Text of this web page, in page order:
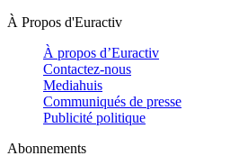
À Propos d'Euractiv
À propos d’Euractiv
Contactez-nous
Mediahuis
Communiqués de presse
Publicité politique
Abonnements